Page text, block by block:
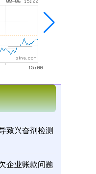
致兴奋剂检测
企业账款问题